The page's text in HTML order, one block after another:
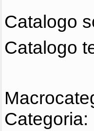
Catalogo
Catalogo
Categoria: